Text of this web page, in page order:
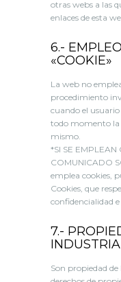
otras webs a las
enlaces de esta
6.-
«COOKIE»
La web no
procedimiento
cuando el
todo momento la
mismo.
*SI SE EMPLEAN
COMUNICADO
emplea cookies,
Cookies, que
confidencialidad
7.-
Son propiedad